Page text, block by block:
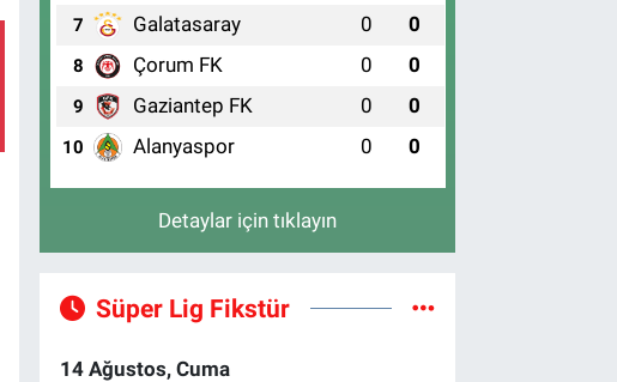
7 Galatasaray 0 0
8 Çorum FK 0 0
9 Gaziantep FK 0 0
10 Alanyaspor 0 0
Detaylar için tıklayın
Süper Lig Fikstür
14 Ağustos, Cuma